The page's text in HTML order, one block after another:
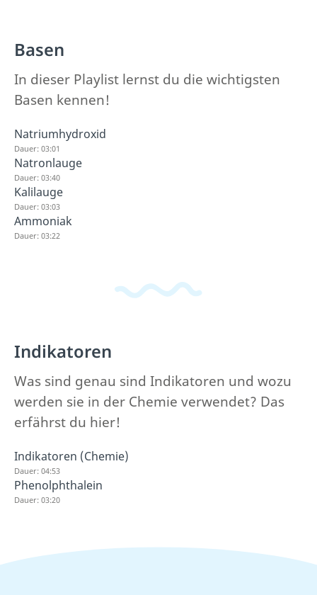
Basen
In dieser Playlist lernst du die wichtigsten
Basen kennen!
Natriumhydroxid
Dauer: 03:01
Natronlauge
Dauer: 03:40
Kalilauge
Dauer: 03:03
Ammoniak
Dauer: 03:22
Indikatoren
Was sind genau sind Indikatoren und wozu
werden sie in der Chemie verwendet? Das
erfährst du hier!
Indikatoren (Chemie)
Dauer: 04:53
Phenolphthalein
Dauer: 03:20